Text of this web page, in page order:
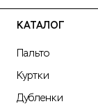
КАТАЛОГ
Пальто
Куртки
Дубленки